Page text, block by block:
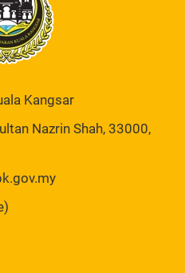
Kangsar
Nazrin Shah, 33000,